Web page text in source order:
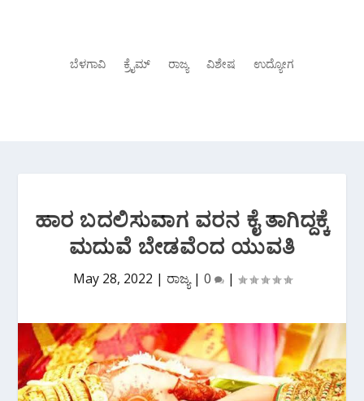
ಬೆಳಗಾವಿ ಕ್ರೈಮ್ ರಾಜ್ಯ ವಿಶೇಷ ಉದ್ಯೋಗ
ಹಾರ ಬದಲಿಸುವಾಗ ವರನ ಕೈ ತಾಗಿದ್ದಕ್ಕೆ
ಮದುವೆ ಬೇಡವೆಂದ ಯುವತಿ
May 28, 2022 | ರಾಜ್ಯ| 0 |